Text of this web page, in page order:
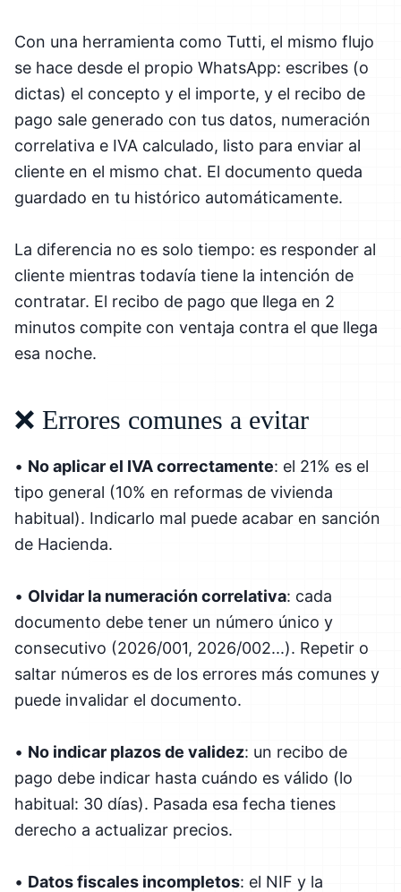
Con una herramienta como Tutti, el mismo flujo
se hace desde el propio WhatsApp: escribes (o
dictas) el concepto y el importe, y el recibo de
pago sale generado con tus datos, numeración
correlativa e IVA calculado, listo para enviar al
cliente en el mismo chat. El documento queda
guardado en tu histórico automáticamente.
La diferencia no es solo tiempo: es responder al
cliente mientras todavía tiene la intención de
contratar. El recibo de pago que llega en 2
minutos compite con ventaja contra el que llega
esa noche.
❌ Errores comunes a evitar
• No aplicar el IVA correctamente: el 21% es el
tipo general (10% en reformas de vivienda
habitual). Indicarlo mal puede acabar en sanción
de Hacienda.
• Olvidar la numeración correlativa: cada
documento debe tener un número único y
consecutivo (2026/001, 2026/002...). Repetir o
saltar números es de los errores más comunes y
puede invalidar el documento.
• No indicar plazos de validez: un recibo de
pago debe indicar hasta cuándo es válido (lo
habitual: 30 días). Pasada esa fecha tienes
derecho a actualizar precios.
• Datos fiscales incompletos: el NIF y la